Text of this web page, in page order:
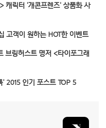
캐릭터 '개콘프렌즈' 상품화 사
고객이 원하는 HOT한 이벤트
브링허스트 명저 <타이포그래
' 2015 인기 포스트 TOP 5